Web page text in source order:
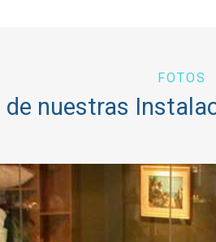
FOTOS
de nuestras